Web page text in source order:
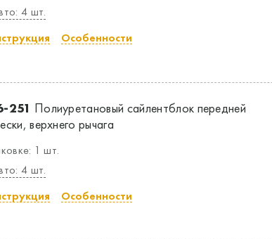
4 шт.
Особенности
251 Полиуретановый сайлентблок передней
верхнего рычага
1 шт.
4 шт.
Особенности